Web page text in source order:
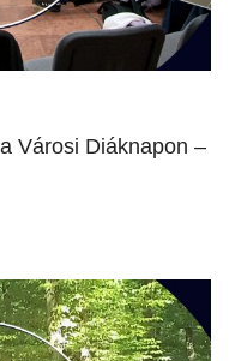
Városi Diáknapon –